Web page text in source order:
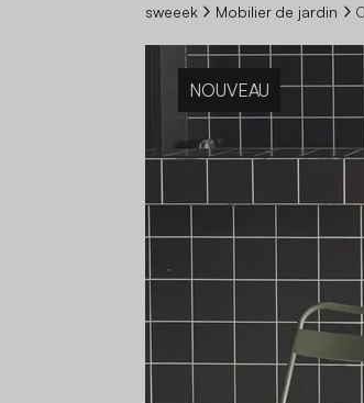
sweeek Mobilier de jardin
NOUVEAU